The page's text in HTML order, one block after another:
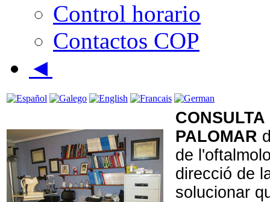
Control horario
Contactos COP
◄
PALOMAR
de
direcció de
solucionar